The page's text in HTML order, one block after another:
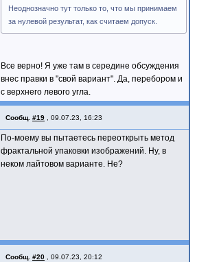
Неоднозначно тут только то, что мы принимаем
за нулевой результат, как считаем допуск.
Все верно! Я уже там в середине обсуждения
внес правки в "свой вариант". Да, перебором и
с верхнего левого угла.
Сообщ. #19 09.07.23, 16:23
По-моему вы пытаетесь переоткрыть метод
фрактальной упаковки изображений. Ну, в
неком лайтовом варианте. Не?
Сообщ. #20 09.07.23, 20:12